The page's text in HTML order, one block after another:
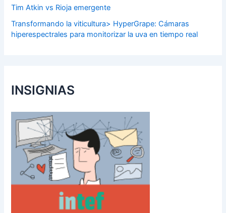
Tim Atkin vs Rioja emergente
Transformando la viticultura> HyperGrape: Cámaras
hiperespectrales para monitorizar la uva en tiempo real
INSIGNIAS